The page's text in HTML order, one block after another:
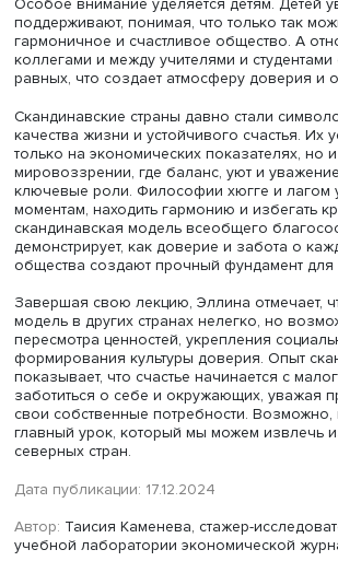
Скандинавы стремятся к гармонии
Например, в Швеции популярны
и выпечку («фика»), которые
считаются признаком плохой
Фото: iStock